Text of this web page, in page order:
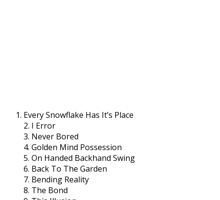
Every Snowflake Has It’s Place
2. I Error
3. Never Bored
4. Golden Mind Possession
5. On Handed Backhand Swing
6. Back To The Garden
7. Bending Reality
8. The Bond